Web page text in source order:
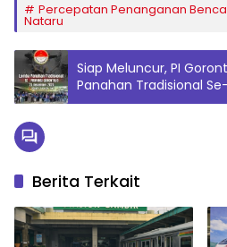
Percepatan Penanganan
Nataru
Siap Meluncur, PI
Panahan Tradisional
Berita Terkait